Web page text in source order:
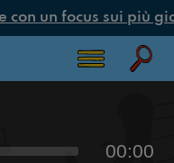
un focus sui più
00:00